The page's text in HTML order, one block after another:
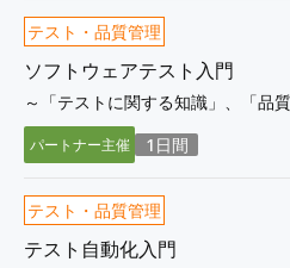
テスト・品質管理
ソフトウェアテスト入門
～「テストに関する知識」、「品
パートナー主催 1日間
テスト・品質管理
テスト自動化入門